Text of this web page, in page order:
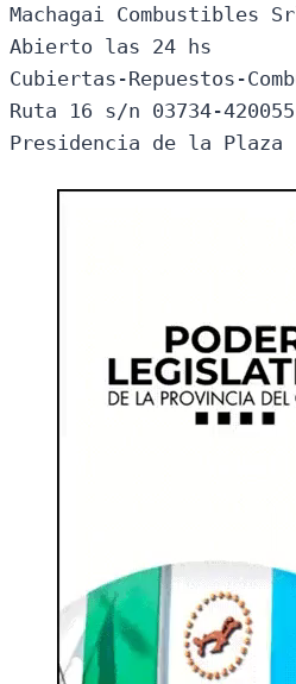
Machagai Combustibles
Abierto las 24 hs
Cubiertas-Repuestos-
Ruta 16 s/n 03734-420055
Presidencia de la Plaza